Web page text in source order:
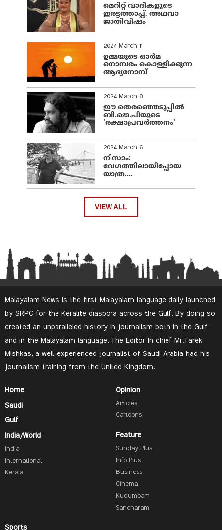
മെറിറ്റ് വാദികളുടെ
ഇരട്ടത്താപ്പ്, അഥവാ
ജാതിവിഷം
2024 March 11
ഉമ്മയുടെ ഓർമ
നൊമ്പരം കൊള്ളിക്കുന്ന
ആദ്യനോമ്പ്
2024 March 8
ഈ തെരഞ്ഞെടുപ്പില്‍
ബി.ജെ.പിയുടെ
'രക്ഷാപ്രവര്‍ത്തനം'
2024 March 6
നിസാം:
വേഗത്തിലായിപ്പോയ
യാത്ര....
VIEW ALL
Malayalam News is the first Malayalam language daily launched
by SRPC for the Keralite diaspora across the Gulf. By doing so
created an unparalleled history in journalism both in the Gulf
and in the Malayalam language. The Editor In chief Mr.Tarek
Mishkas, a well-experienced journalist of Saudi Arabia had his
journalism training from the United Kingdom.
Home
Saudi
Gulf
India/World
India
International
Kerala
Opinion
Articles
Cartoons
Feature
Sunday Plus
Info Plus
Business
Cinema
Kudumbam
Sancharam
Sports